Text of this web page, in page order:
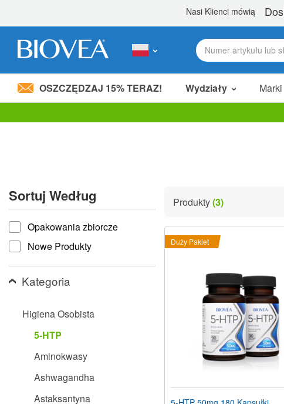
Uwaga:
dostępu.
Naciśnij
klawisze
Control-
F11,
aby
stronę
internetową
niedowidzących,
korzystają
OSZCZĘDZAJ 15% TERAZ! Wydziały Marki
Sortuj Według
Sortuj według
Opakowania zbiorcze
Nowe Produkty
Kategoria
Higiena Osobista
5-HTP
Aminokwasy
Ashwagandha
Astaksantyna
Produkty(3)
Duży Pakiet